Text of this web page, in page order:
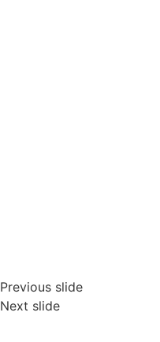
Previous slide
Next slide